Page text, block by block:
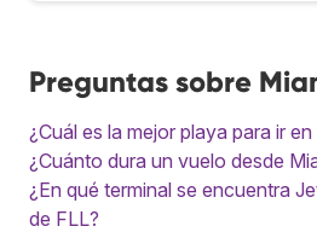
Preguntas sobre
¿Cuál es la mejor playa para ir en
¿Cuánto dura un vuelo desde
¿En qué terminal se encuentra
de FLL?